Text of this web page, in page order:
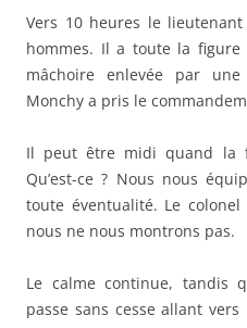
Vers 10 heures le
hommes. Il a toute la
mâchoire enlevée par
Monchy a pris le
Il peut être midi quand la
Qu’est-ce ? Nous nous
toute éventualité. Le colonel
nous ne nous montrons pas.
Le calme continue, tandis
passe sans cesse allant